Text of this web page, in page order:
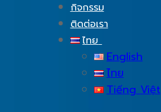
กิจกรรม
ติดต่อเรา
ไทย
English
ไทย
Tiếng Việt